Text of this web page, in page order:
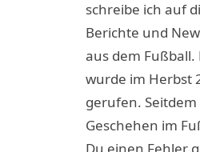
schreibe ich auf
Berichte und
aus dem Fußball.
wurde im Herbst
gerufen.
Geschehen im